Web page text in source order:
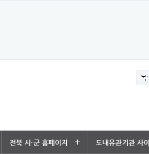
목
전북 시·군 홈페이지 + 도내유관기관